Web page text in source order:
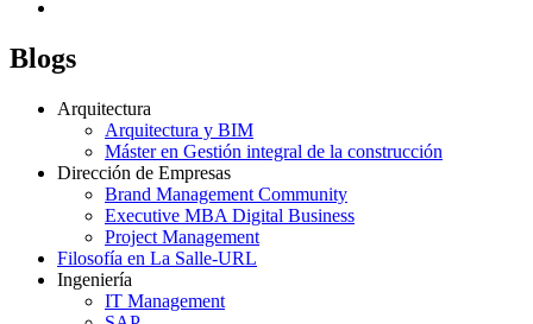
Blogs
Arquitectura
Arquitectura y BIM
Máster en Gestión integral de la construcción
Dirección de Empresas
Brand Management Community
Executive MBA Digital Business
Project Management
Filosofía en La Salle-URL
Ingeniería
IT Management